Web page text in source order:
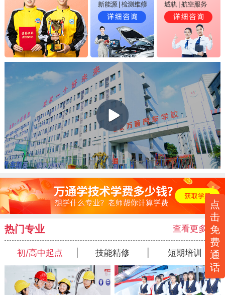
热门专业 查看更多 >>
初/高中起点 技能精修 短期培训
点
击
免
费
通
话